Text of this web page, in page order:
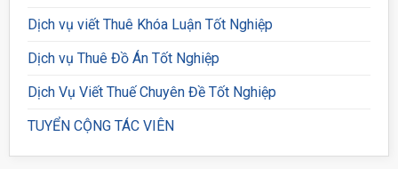
Dịch vụ viết Thuê Khóa Luận Tốt Nghiệp
Dịch vụ Thuê Đồ Án Tốt Nghiệp
Dịch Vụ Viết Thuế Chuyên Đề Tốt Nghiệp
TUYỂN CỘNG TÁC VIÊN